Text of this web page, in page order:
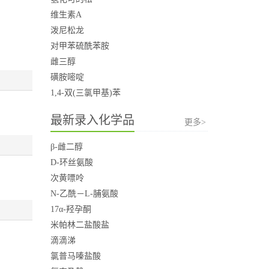
维生素A
泼尼松龙
对甲苯硫酰苯胺
雌三醇
磺胺嘧啶
1,4-双(三氯甲基)苯
最新录入化学品 更多>
β-雌二醇
D-环丝氨酸
次黄嘌呤
N-乙酰－L-脯氨酸
17α-羟孕酮
米帕林二盐酸盐
滴滴涕
氯普马嗪盐酸